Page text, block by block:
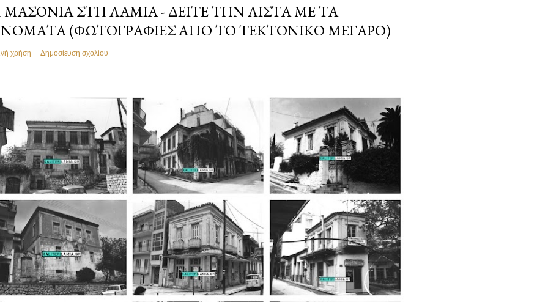
ΣΤΗ ΛΑΜΊΑ - ΔΕΊΤΕ ΤΗΝ ΛΊΣΤΑ ΜΕ ΤΑ
(ΦΩΤΟΓΡΑΦΊΕΣ ΑΠΌ ΤΟ ΤΕΚΤΟΝΙΚΌ ΜΈΓΑΡΟ)
χρήση Δημοσίευση σχολίου